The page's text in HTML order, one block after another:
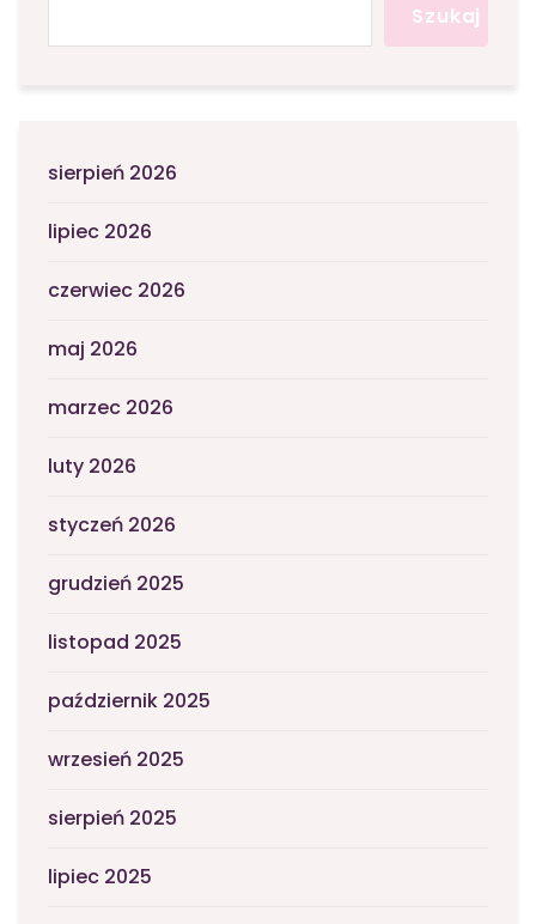
Szukaj
sierpień 2026
lipiec 2026
czerwiec 2026
maj 2026
marzec 2026
luty 2026
styczeń 2026
grudzień 2025
listopad 2025
październik 2025
wrzesień 2025
sierpień 2025
lipiec 2025